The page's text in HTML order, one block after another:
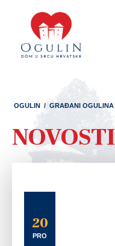
OGULIN / GRAĐANI OGULINA
NOVOSTI
20
PRO